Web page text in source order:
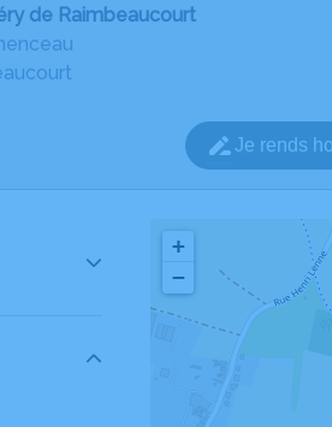
de Raimbeaucourt
Je rends
+
−